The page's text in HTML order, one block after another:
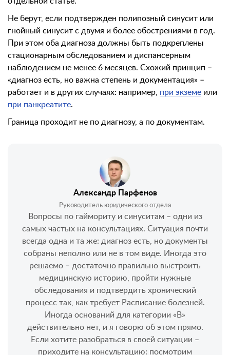
Не берут, если подтвержден полипозный синусит или
гнойный синусит с двумя и более обострениями в год.
При этом оба диагноза должны быть подкреплены
стационарным обследованием и диспансерным
наблюдением не менее 6 месяцев. Схожий принцип –
«диагноз есть, но важна степень и документация» –
работает и в других случаях: например, при экземе или
при панкреатите.
Граница проходит не по диагнозу, а по документам.
Александр Парфенов
Руководитель юридического отдела
Вопросы по гаймориту и синуситам – одни из
самых частых на консультациях. Ситуация почти
всегда одна и та же: диагноз есть, но документы
собраны неполно или не в том виде. Иногда это
решаемо – достаточно правильно выстроить
медицинскую историю, пройти нужные
обследования и подтвердить хронический
процесс так, как требует Расписание болезней.
Иногда оснований для категории «В»
действительно нет, и я говорю об этом прямо.
Если хотите разобраться в своей ситуации –
приходите на консультацию: посмотрим